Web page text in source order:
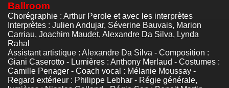
Ballroom
Chorégraphie : Arthur Perole et avec les interprètes
Interprètes : Julien Andujar, Séverine Bauvais, Marion
Carriau, Joachim Maudet, Alexandre Da Silva, Lynda
Rahal
Assistant artistique : Alexandre Da Silva - Composition :
Giani Caserotto - Lumières : Anthony Merlaud - Costumes :
Camille Penager - Coach vocal : Mélanie Moussay -
Regard extérieur : Philippe Lebhar - Régie générale,